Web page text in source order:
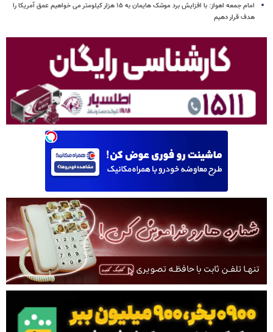
امام‌ جمعه اهواز: با افزایش برد موشک هایمان به ۱۵ هزار کیلومتر می خواهیم عمق آمریکا را
هدف قرار دهیم